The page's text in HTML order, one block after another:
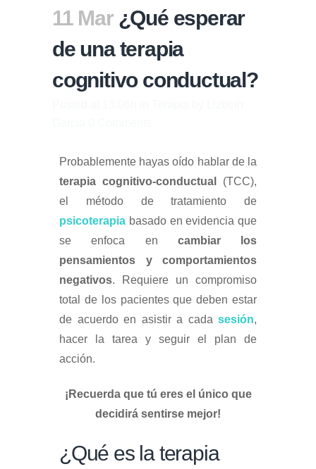
11 Mar¿Qué esperar
de una terapia
cognitivo conductual?
Probablemente hayas oído hablar de la
terapia cognitivo-conductual
(TCC),
el método de tratamiento de
psicoterapia basado en evidencia que
se enfoca en cambiar los
pensamientos y comportamientos
negativos. Requiere un compromiso
total de los pacientes que deben estar
de acuerdo en asistir a cada sesión,
hacer la tarea y seguir el plan de
acción.
¡Recuerda que tú eres el único que
decidirá sentirse mejor!
¿Qué es la terapia